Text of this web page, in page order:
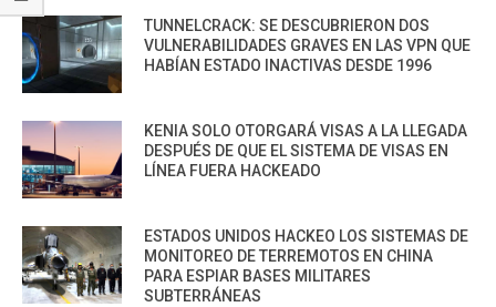
TUNNELCRACK: SE DESCUBRIERON DOS
VULNERABILIDADES GRAVES EN LAS VPN QUE
HABÍAN ESTADO INACTIVAS DESDE 1996
KENIA SOLO OTORGARÁ VISAS A LA LLEGADA
DESPUÉS DE QUE EL SISTEMA DE VISAS EN
LÍNEA FUERA HACKEADO
ESTADOS UNIDOS HACKEO LOS SISTEMAS DE
MONITOREO DE TERREMOTOS EN CHINA
PARA ESPIAR BASES MILITARES
SUBTERRÁNEAS